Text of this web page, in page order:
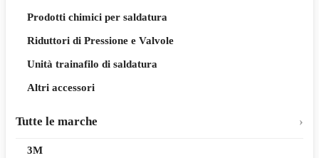
Prodotti chimici per saldatura
Riduttori di Pressione e Valvole
Unità trainafilo di saldatura
Altri accessori
Tutte le marche
3M